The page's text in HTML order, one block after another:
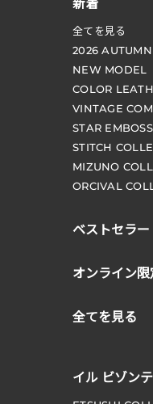
全てを見る
2026
NEW MODEL
COLOR
VINTAGE
STAR
STITCH
MIZUNO
ORCIVAL
ベストセラー
オンライン限
全てを見る
イル ビゾン